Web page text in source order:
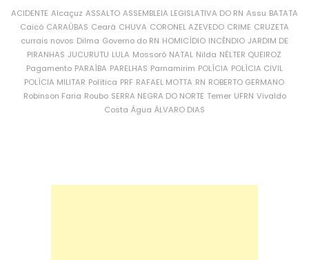
ACIDENTE Alcaçuz ASSALTO ASSEMBLEIA LEGISLATIVA DO RN Assu BATATA
Caicó CARAÚBAS Ceará CHUVA CORONEL AZEVEDO CRIME CRUZETA
currais novos Dilma Governo do RN HOMICÍDIO INCÊNDIO JARDIM DE
PIRANHAS JUCURUTU LULA Mossoró NATAL Nilda NÉLTER QUEIROZ
Pagamento PARAÍBA PARELHAS Parnamirim POLÍCIA POLÍCIA CIVIL
POLÍCIA MILITAR Política PRF RAFAEL MOTTA RN ROBERTO GERMANO
Robinson Faria Roubo SERRA NEGRA DO NORTE Temer UFRN Vivaldo
Costa Água ÁLVARO DIAS